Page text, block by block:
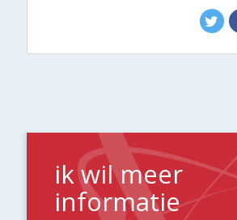
ik wil meer
informatie